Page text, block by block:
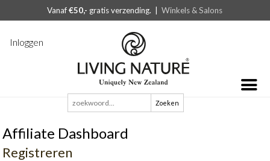
Vanaf€50,- gratis verzending. |Winkels & Salons
Inloggen
Zoeken
naar:
Affiliate Dashboard
Registreren